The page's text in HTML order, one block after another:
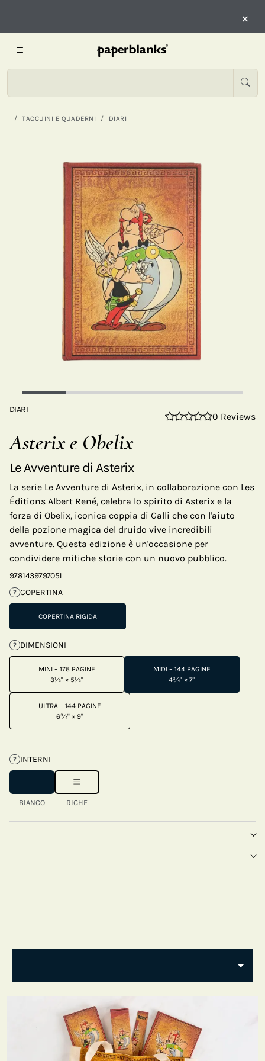
×
TACCUINI E QUADERNI DIARI
DIARI
0 Reviews
Asterix e Obelix
Le Avventure di Asterix
La serie Le Avventure di Asterix, in collaborazione con Les
Éditions Albert René, celebra lo spirito di Asterix e la
forza di Obelix, iconica coppia di Galli che con l'aiuto
della pozione magica del druido vive incredibili
avventure. Questa edizione è un'occasione per
condividere mitiche storie con un nuovo pubblico.
9781439797051
? COPERTINA
COPERTINA RIGIDA
? DIMENSIONI
MINI – 176 PAGINE
3½" × 5½"
MIDI – 144 PAGINE
4¾" × 7"
ULTRA – 144 PAGINE
6¾" × 9"
? INTERNI
BIANCO RIGHE